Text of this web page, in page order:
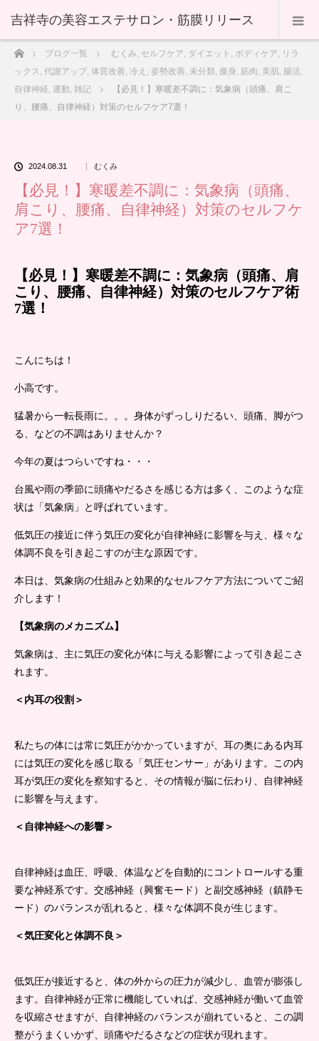
ホームブログ一覧 むくみ, セルフケア, ダイエット , ボディケア, リラ
ックス , 代謝アップ, 体質改善, 冷え , 姿勢改善, 未分類, 痩身, 筋肉, 美肌, 腸活,
自律神経, 運動, 雑記
【必見！】寒暖差不調に：気象病（頭痛、肩こ
り、腰痛、自律神経）対策のセルフケア7選！
2024.08.31 むくみ
【必見！】寒暖差不調に：気象病（頭痛、
肩こり、腰痛、自律神経）対策のセルフケ
ア7選！
【必見！】寒暖差不調に：気象病（頭痛、肩
こり、腰痛、自律神経）対策のセルフケア術
7選！
こんにちは！
小高です。
猛暑から一転長雨に。。。身体がずっしりだるい、頭痛、脚がつ
る、などの不調はありませんか？
今年の夏はつらいですね・・・
台風や雨の季節に頭痛やだるさを感じる方は多く、このような症
状は「気象病」と呼ばれています。
低気圧の接近に伴う気圧の変化が自律神経に影響を与え、様々な
体調不良を引き起こすのが主な原因です。
本日は、気象病の仕組みと効果的なセルフケア方法についてご紹
介します！
【気象病のメカニズム】
気象病は、主に気圧の変化が体に与える影響によって引き起こさ
れます。
＜内耳の役割＞
私たちの体には常に気圧がかかっていますが、耳の奥にある内耳
には気圧の変化を感じ取る「気圧センサー」があります。この内
耳が気圧の変化を察知すると、その情報が脳に伝わり、自律神経
に影響を与えます。
＜自律神経への影響＞
自律神経は血圧、呼吸、体温などを自動的にコントロールする重
要な神経系です。交感神経（興奮モード）と副交感神経（鎮静モ
ード）のバランスが乱れると、様々な体調不良が生じます。
＜気圧変化と体調不良＞
低気圧が接近すると、体の外からの圧力が減少し、血管が膨張し
ます。自律神経が正常に機能していれば、交感神経が働いて血管
を収縮させますが、自律神経のバランスが崩れていると、この調
整がうまくいかず、頭痛やだるさなどの症状が現れます。